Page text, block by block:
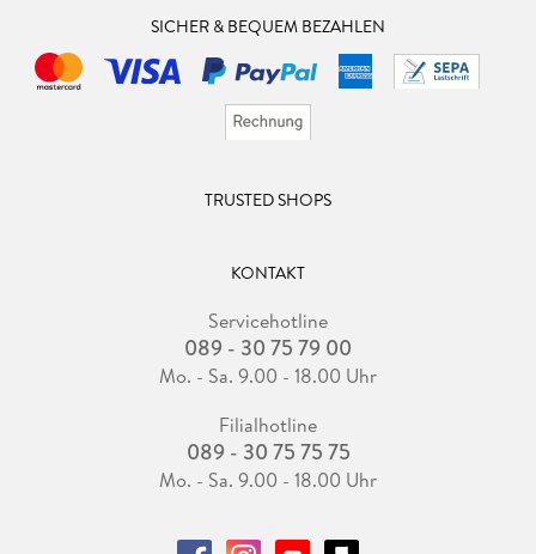
SICHER & BEQUEM BEZAHLEN
TRUSTED SHOPS
KONTAKT
Servicehotline
089 - 30 75 79 00
Mo. - Sa. 9.00 - 18.00 Uhr
Filialhotline
089 - 30 75 75 75
Mo. - Sa. 9.00 - 18.00 Uhr